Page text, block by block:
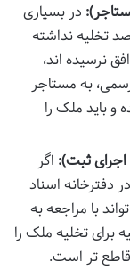
در بسیاری
تخلیه نداشته
نرسیده اند،
به مستاجر
و باید ملک را
ثبت): اگر
دفترخانه اسناد
با مراجعه به
برای تخلیه ملک را
قاطع تر است.